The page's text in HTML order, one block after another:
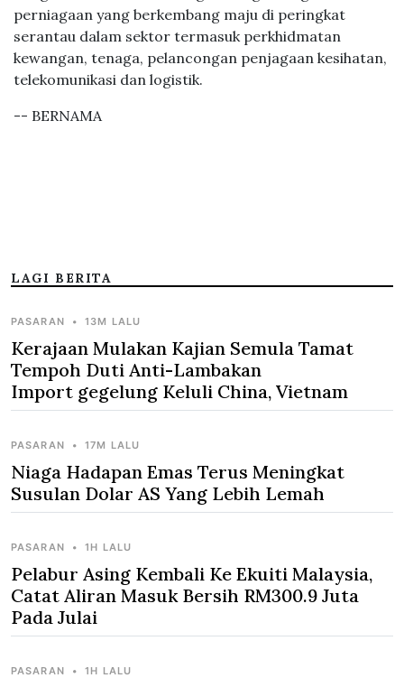
perniagaan yang berkembang maju di peringkat
serantau dalam sektor termasuk perkhidmatan
kewangan, tenaga, pelancongan penjagaan kesihatan,
telekomunikasi dan logistik.
-- BERNAMA
LAGI BERITA
PASARAN • 13M LALU
Kerajaan Mulakan Kajian Semula Tamat
Tempoh Duti Anti-Lambakan
Import gegelung Keluli China, Vietnam
PASARAN • 17M LALU
Niaga Hadapan Emas Terus Meningkat
Susulan Dolar AS Yang Lebih Lemah
PASARAN • 1H LALU
Pelabur Asing Kembali Ke Ekuiti Malaysia,
Catat Aliran Masuk Bersih RM300.9 Juta
Pada Julai
PASARAN • 1H LALU